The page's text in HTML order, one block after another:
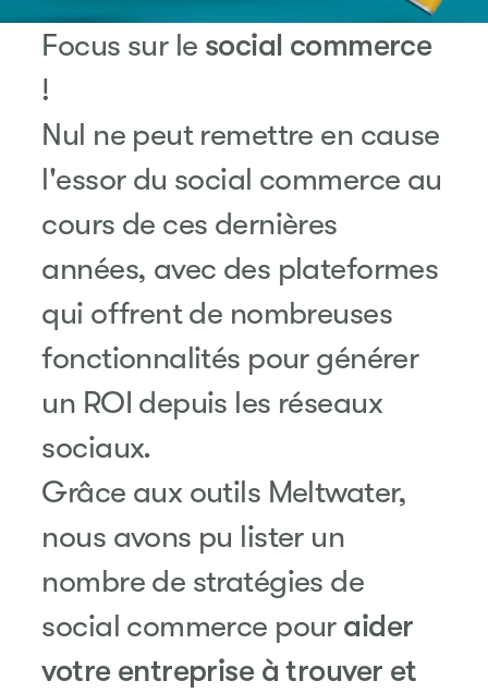
Focus sur le social commerce
!
Nul ne peut remettre en cause
l'essor du social commerce au
cours de ces dernières
années, avec des plateformes
qui offrent de nombreuses
fonctionnalités pour générer
un ROI depuis les réseaux
sociaux.
Grâce aux outils Meltwater,
nous avons pu lister un
nombre de stratégies de
social commerce pour aider
votre entreprise à trouver et